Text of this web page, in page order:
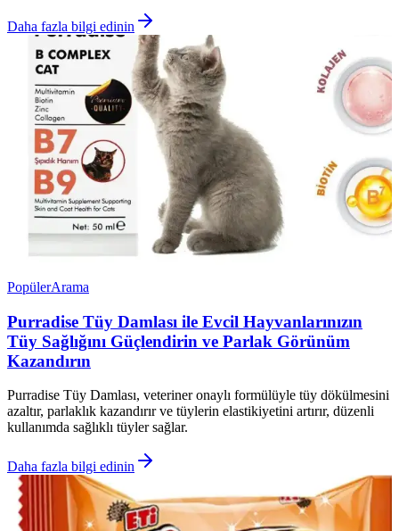
Daha fazla bilgi edinin
PopülerArama
Purradise Tüy Damlası ile Evcil Hayvanlarınızın
Tüy Sağlığını Güçlendirin ve Parlak Görünüm
Kazandırın
Purradise Tüy Damlası, veteriner onaylı formülüyle tüy dökülmesini
azaltır, parlaklık kazandırır ve tüylerin elastikiyetini artırır, düzenli
kullanımda sağlıklı tüyler sağlar.
Daha fazla bilgi edinin